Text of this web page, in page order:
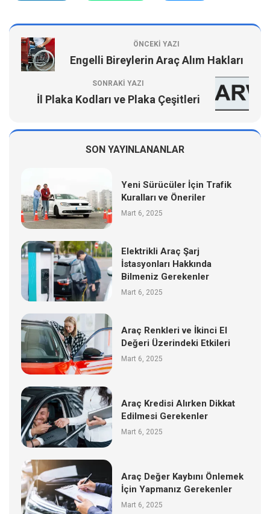
ÖNCEKI YAZI
Engelli Bireylerin Araç Alım Hakları
SONRAKI YAZI
İl Plaka Kodları ve Plaka Çeşitleri
SON YAYINLANANLAR
Yeni Sürücüler İçin Trafik
Kuralları ve Öneriler
Mart 6, 2025
Elektrikli Araç Şarj
İstasyonları Hakkında
Bilmeniz Gerekenler
Mart 6, 2025
Araç Renkleri ve İkinci El
Değeri Üzerindeki Etkileri
Mart 6, 2025
Araç Kredisi Alırken Dikkat
Edilmesi Gerekenler
Mart 6, 2025
Araç Değer Kaybını Önlemek
İçin Yapmanız Gerekenler
Mart 6, 2025